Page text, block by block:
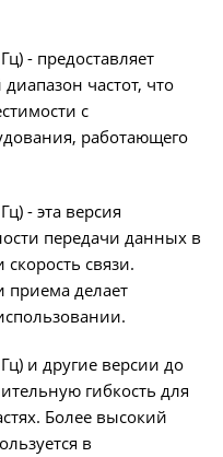
- предоставляет
частот, что
с
работающего
- эта версия
передачи данных в
связи.
делает
и другие версии до
гибкость для
Более высокий
в